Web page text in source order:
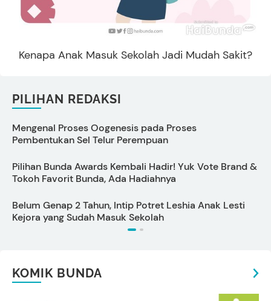
Kenapa Anak Masuk Sekolah Jadi Mudah Sakit?
PILIHAN REDAKSI
Mengenal Proses Oogenesis pada Proses
Pembentukan Sel Telur Perempuan
Pilihan Bunda Awards Kembali Hadir! Yuk Vote Brand &
Tokoh Favorit Bunda, Ada Hadiahnya
Belum Genap 2 Tahun, Intip Potret Leshia Anak Lesti
Kejora yang Sudah Masuk Sekolah
KOMIK BUNDA